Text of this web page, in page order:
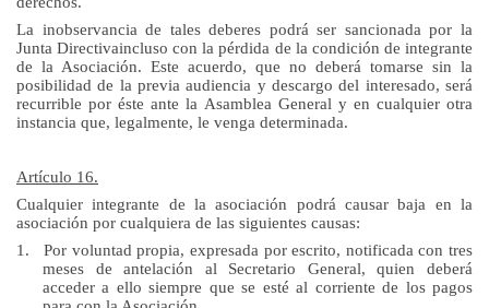
La inobservancia de tales deberes podrá ser sancionada por la
Junta Directivaincluso con la pérdida de la condición de integrante
de la Asociación. Este acuerdo, que no deberá tomarse sin la
posibilidad de la previa audiencia y descargo del interesado, será
recurrible por éste antela Asamblea General y en cualquier otra
instancia que, legalmente, le venga determinada.
Artículo 16.
Cualquier integrante de la asociación podrá causar baja en la
asociación por cualquiera de las siguientes causas:
1.
Por voluntad propia, expresada por escrito, notificada con tres
meses de antelación al Secretario General, quien deberá
acceder a ello siempre que se esté al corriente de los pagos